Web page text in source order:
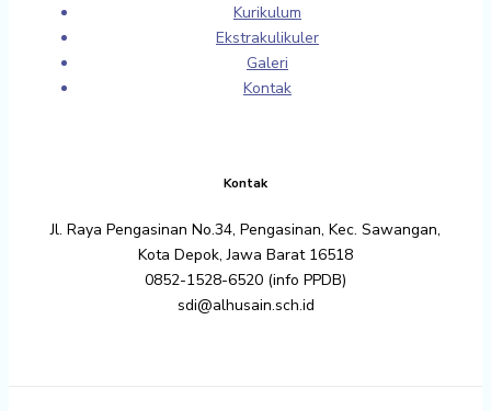
Kurikulum
Ekstrakulikuler
Galeri
Kontak
Kontak
Jl. Raya Pengasinan No.34, Pengasinan, Kec. Sawangan,
Kota Depok, Jawa Barat 16518
0852-1528-6520 (info PPDB)
sdi@alhusain.sch.id